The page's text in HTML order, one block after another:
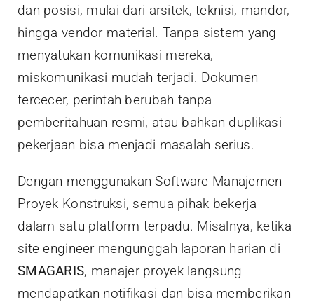
dan posisi, mulai dari arsitek, teknisi, mandor,
hingga vendor material. Tanpa sistem yang
menyatukan komunikasi mereka,
miskomunikasi mudah terjadi. Dokumen
tercecer, perintah berubah tanpa
pemberitahuan resmi, atau bahkan duplikasi
pekerjaan bisa menjadi masalah serius.
Dengan menggunakan Software Manajemen
Proyek Konstruksi, semua pihak bekerja
dalam satu platform terpadu. Misalnya, ketika
site engineer mengunggah laporan harian di
SMAGARIS, manajer proyek langsung
mendapatkan notifikasi dan bisa memberikan